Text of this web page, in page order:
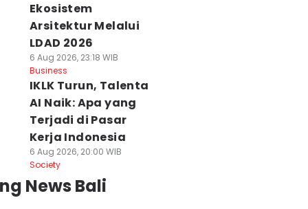
Ekosistem
Arsitektur Melalui
LDAD 2026
6 Aug 2026, 23:18 WIB
Business
IKLK Turun, Talenta
AI Naik: Apa yang
Terjadi di Pasar
Kerja Indonesia
6 Aug 2026, 20:00 WIB
Society
News Bali